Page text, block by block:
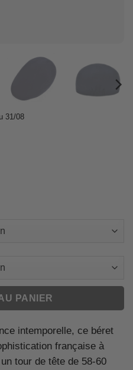
31/08
PANIER
intemporelle, ce béret
française à
tour de tête de 58-60